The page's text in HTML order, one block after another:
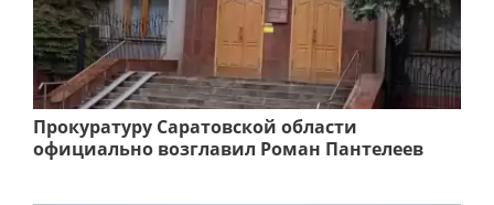
Прокуратуру Саратовской области
официально возглавил Роман Пантелеев